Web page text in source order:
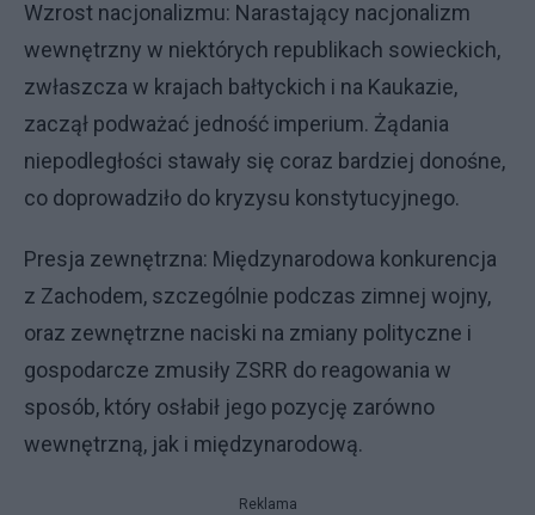
Wzrost nacjonalizmu: Narastający nacjonalizm
wewnętrzny w niektórych republikach sowieckich,
zwłaszcza w krajach bałtyckich i na Kaukazie,
zaczął podważać jedność imperium. Żądania
niepodległości stawały się coraz bardziej donośne,
co doprowadziło do kryzysu konstytucyjnego.
Presja zewnętrzna: Międzynarodowa konkurencja
z Zachodem, szczególnie podczas zimnej wojny,
oraz zewnętrzne naciski na zmiany polityczne i
gospodarcze zmusiły ZSRR do reagowania w
sposób, który osłabił jego pozycję zarówno
wewnętrzną, jak i międzynarodową.
Reklama